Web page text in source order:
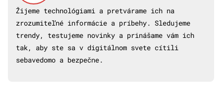
Žijeme technológiami a pretvárame ich na
zrozumiteľné informácie a príbehy. Sledujeme
trendy, testujeme novinky a prinášame vám ich
tak, aby ste sa v digitálnom svete cítili
sebavedomo a bezpečne.